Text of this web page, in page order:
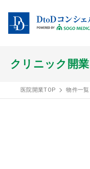
クリニック開業
開業スタイ
医院開業TOP 物件一覧